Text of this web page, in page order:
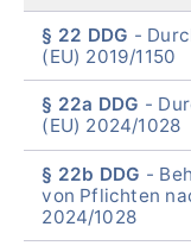
§ 22 DDG
(EU) 2019/1150
§ 22a DDG
(EU) 2024/1028
§ 22b DDG
von Pflichten
2024/1028